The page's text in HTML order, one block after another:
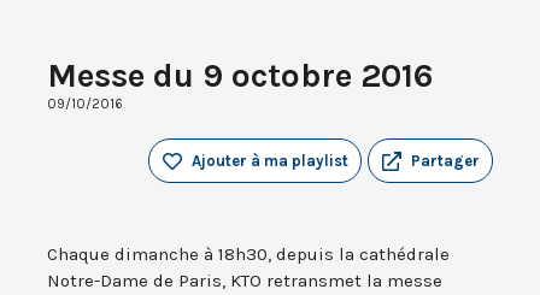
Messe du 9 octobre 2016
09/10/2016
Partager
Ajouter à ma playlist
Chaque dimanche à 18h30, depuis la cathédrale
Notre-Dame de Paris, KTO retransmet la messe